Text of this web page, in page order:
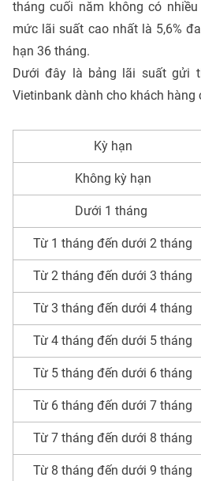
tháng cuối năm không có
mức lãi suất cao nhất là 5,6%
hạn 36 tháng.
Dưới đây là bảng lãi suất gửi
Vietinbank dành cho khách
Kỳ hạn
Không kỳ hạn
Dưới 1 tháng
Từ 1 tháng đến dưới 2 tháng
Từ 2 tháng đến dưới 3 tháng
Từ 3 tháng đến dưới 4 tháng
Từ 4 tháng đến dưới 5 tháng
Từ 5 tháng đến dưới 6 tháng
Từ 6 tháng đến dưới 7 tháng
Từ 7 tháng đến dưới 8 tháng
Từ 8 tháng đến dưới 9 tháng